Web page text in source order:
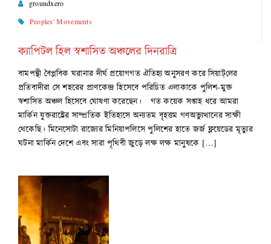
groundxero
Peoples' Movements
ক্যাপিটল হিল স্বশাসিত অঞ্চলের দিনরাত্রি
বামপন্থী বৈপ্লবিক ঘরানার দীর্ঘ প্রয়োগগত ঐতিহ্য অনুসরণ করে সিয়াট্‌লের
প্রতিবাদীরা সে শহরের প্রাণকেন্দ্র হিসেবে পরিচিত এলাকাকে পুলিশ-মুক্ত
স্বশাসিত অঞ্চল হিসেবে ঘোষণা করেছেন। গত কয়েক সপ্তাহ ধরে আমরা
মার্কিন যুক্তরাষ্ট্রের সাম্প্রতিক ইতিহাসে অন্যতম বৃহত্তম গণঅভ্যুত্থানের সাক্ষী
থেকেছি। মিনেসোটা রাজ্যের মিনিয়াপলিসে পুলিশের হাতে জর্জ ফ্লয়েডের মৃত্যুর
ঘটনা মার্কিন দেশে এবং সারা পৃথিবী জুড়ে লক্ষ লক্ষ মানুষকে […]